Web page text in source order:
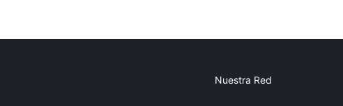
Nuestra Red